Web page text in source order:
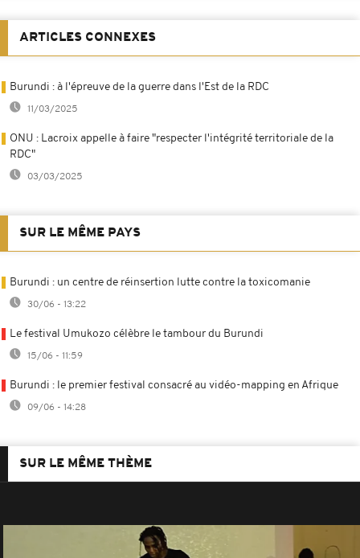
ARTICLES CONNEXES
Burundi : à l'épreuve de la guerre dans l'Est de la RDC
11/03/2025
ONU : Lacroix appelle à faire "respecter l'intégrité territoriale de la
RDC"
03/03/2025
SUR LE MÊME PAYS
Burundi : un centre de réinsertion lutte contre la toxicomanie
30/06 - 13:22
Le festival Umukozo célèbre le tambour du Burundi
15/06 - 11:59
Burundi : le premier festival consacré au vidéo-mapping en Afrique
09/06 - 14:28
SUR LE MÊME THÈME